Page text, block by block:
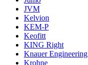
JVM
Kelvion
KEM-P
Keofitt
KING Right
Knauer Engineering
Krohne